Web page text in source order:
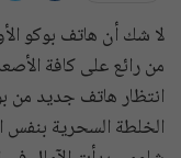
من رائع على كافة
انتظار هاتف جديد من
الخلطة السحرية بنفس